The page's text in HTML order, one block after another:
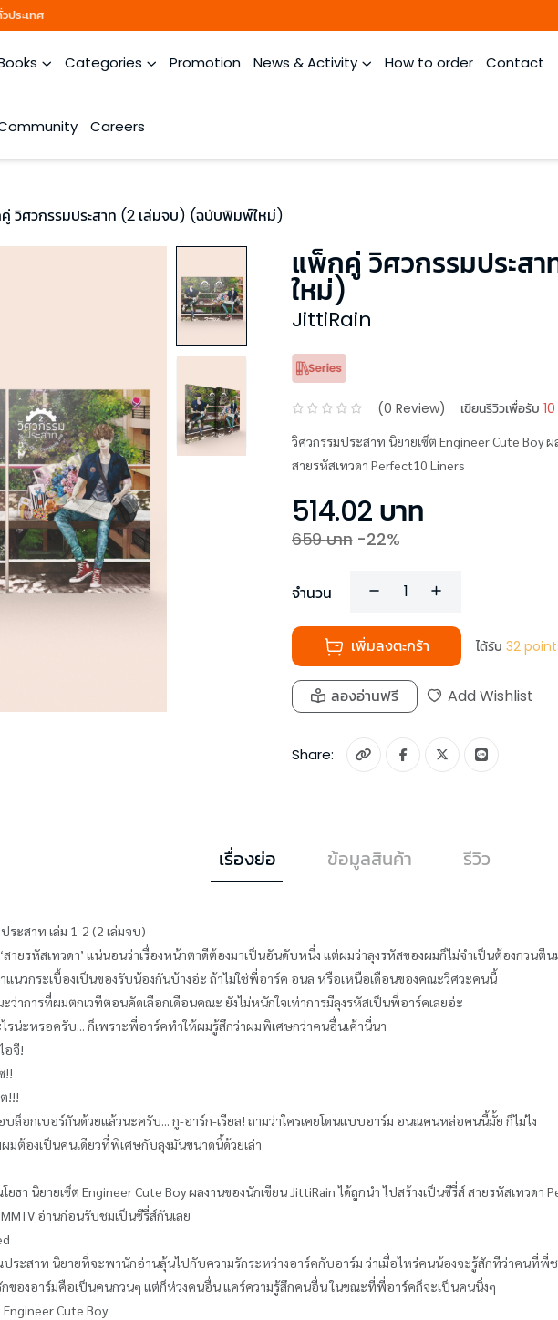
ประเทศ
Categories Promotion News & Activity How to order Contact
Careers
วิศวกรรมประสาท (2 เล่มจบ) (ฉบับพิมพ์ใหม่)
แพ็กคู่ วิศวกรรมประส
ใหม่)
JittiRain
(0 Review) เขียนรีวิวเพื่อรับ
วิศวกรรมประสาท นิยายเซ็ต Engineer Cute Boy
สายรหัสเทวดา Perfect10 Liners
514.02 บาท
659บาท -22%
จำนวน
เพิ่มลงตะกร้า ได้รับ 32
ลองอ่านฟรี Add Wishlist
Share:
เรื่องย่อ ข้อมูลสินค้า รีวิว
ระสาท เล่ม 1-2 (2 เล่มจบ)
สายรหัสเทวดา’ แน่นอนว่าเรื่องหน้าตาดีต้องมาเป็นอันดับหนึ่ง แต่ผมว่าลุงรหัสของผมก็ไม่จำเป็นต้องกวน
แนวกระเบื้องเป็นของรับน้องกันบ้างอ่ะ ถ้าไม่ใช่พี่อาร์ค อนล หรือเหนือเดือนของคณะวิศวะคนนี้
ว่าการที่ผมตกเวทีตอนคัดเลือกเดือนคณะ ยังไม่หนักใจเท่าการมีลุงรหัสเป็นพี่อาร์คเลยอ่ะ
รน่ะหรอครับ... ก็เพราะพี่อาร์คทำให้ผมรู้สึกว่าผมพิเศษกว่าคนอื่นเค้านี่นา
อจี!
!!
!!!
ล็อกเบอร์กันด้วยแล้วนะครับ... กู-อาร์ก-เรียล! ถามว่าใครเคยโดนแบบอาร์ม อนณคนหล่อคนนี้มั้ย ก็ไม่ไง
มต้องเป็นคนเดียวที่พิเศษกับลุงมันขนาดนี้ด้วยเล่า
ยธา นิยายเซ็ต Engineer Cute Boy ผลงานของนักเขียน JittiRain ได้ถูกนำ ไปสร้างเป็นซีรี่ส์ สายรหัสเทวดา
อ่านก่อนรับชมเป็นซีรี่ส์กันเลย
ประสาท นิยายที่จะพานักอ่านลุ้นไปกับความรักระหว่างอาร์คกับอาร์ม ว่าเมื่อไหร่คนน้องจะรู้สักทีว่าคนที่พี่
กของอาร์มคือเป็นคนกวนๆ แต่ก็ห่วงคนอื่น แคร์ความรู้สึกคนอื่น ในขณะที่พี่อาร์คก็จะเป็นคนนิ่งๆ
Engineer Cute Boy